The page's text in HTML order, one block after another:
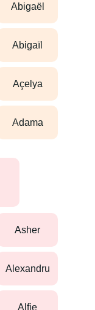
abigaël
abigaïl
açelya
adama
asher
alexandru
alfie